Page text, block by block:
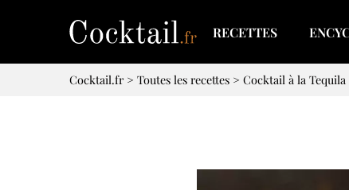
RECETTES
Cocktail.fr> Toutes les recettes > Cocktail à la Tequila